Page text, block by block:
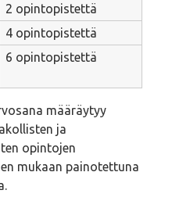
2 opintopistettä
4 opintopistettä
6 opintopistettä
määräytyy
ja
opintojen
mukaan painotettuna